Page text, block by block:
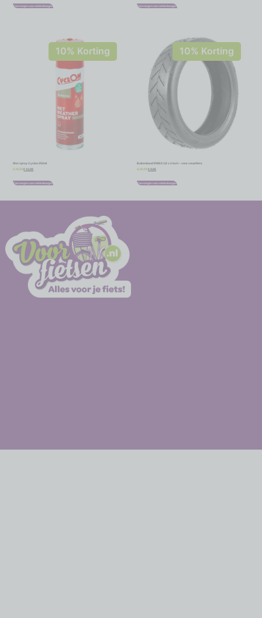
Toevoegen aan winkelwagen Toevoegen aan winkelwagen
10% Korting
Wet spray Cyclon 250ml
€16,75 € 15,08
Toevoegen aan winkelwagen
10% Korting
Buitenband RMS 8 1/2 x 2 inch – voor vouwfiets
€ 10,95 € 9,86
Toevoegen aan winkelwagen